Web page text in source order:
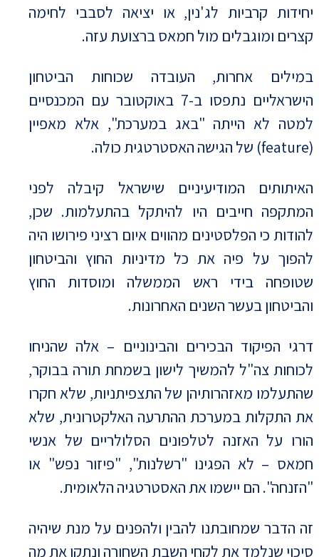
יחידות קרביות לג'נין, או יציאה לסבבי לחימה
קצרים ומוגבלים מול חמאס ברצועת עזה.
במילים אחרות, העובדה שכוחות הביטחון
הישראליים נתפסו ב-7 באוקטובר עם המכנסיים
למטה לא הייתה "באג במערכת", אלא מאפיין
(feature) של הגישה האסטרטגית כולה.
האיתותים המודיעיניים שישראל קיבלה לפני
המתקפה חייבים היו להיתקל בהתעלמות. שכן,
להודות כי הפלסטינים מהווים איום רציני פירושו היה
להפוך על פיה את כל מדיניות החוץ והביטחון
שטופחה בידי ראש הממשלה ומוסדות החוץ
והביטחון בעשר השנים האחרונות.
דרגי הפיקוד הבכירים והבינוניים – אלה שהניחו
לכוחות צה"ל להמשיך לישון בשמחת תורה בבוקר,
שהתעלמו מאזהרותיהן של התצפיתניות, שלא חקרו
את התקלות במערכת ההתרעה האלקטרונית, שלא
הורו על האזנה לטלפונים הסלולריים של אנשי
חמאס – לא הפגינו "רשלנות", "פיזור נפש" או
"הזנחה". הם יישמו את האסטרטגיה הלאומית.
זה הדבר שמחובתנו להבין ולהפנים על מנת שיהיה
סיכוי שנלמד את לקחי השבת השחורה ונתקן את מה